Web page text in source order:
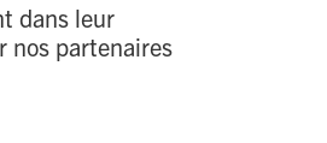
dans leur
nos partenaires